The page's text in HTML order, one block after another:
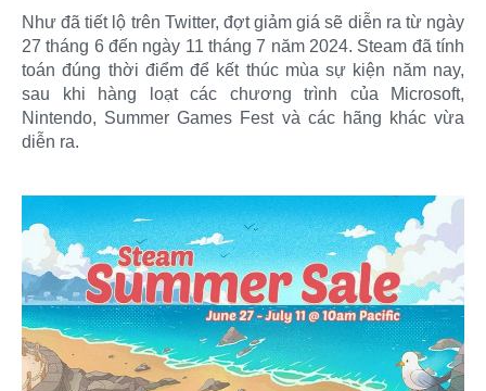
Như đã tiết lộ trên Twitter, đợt giảm giá sẽ diễn ra từ ngày
27 tháng 6 đến ngày 11 tháng 7 năm 2024. Steam đã tính
toán đúng thời điểm để kết thúc mùa sự kiện năm nay,
sau khi hàng loạt các chương trình của Microsoft,
Nintendo, Summer Games Fest và các hãng khác vừa
diễn ra.